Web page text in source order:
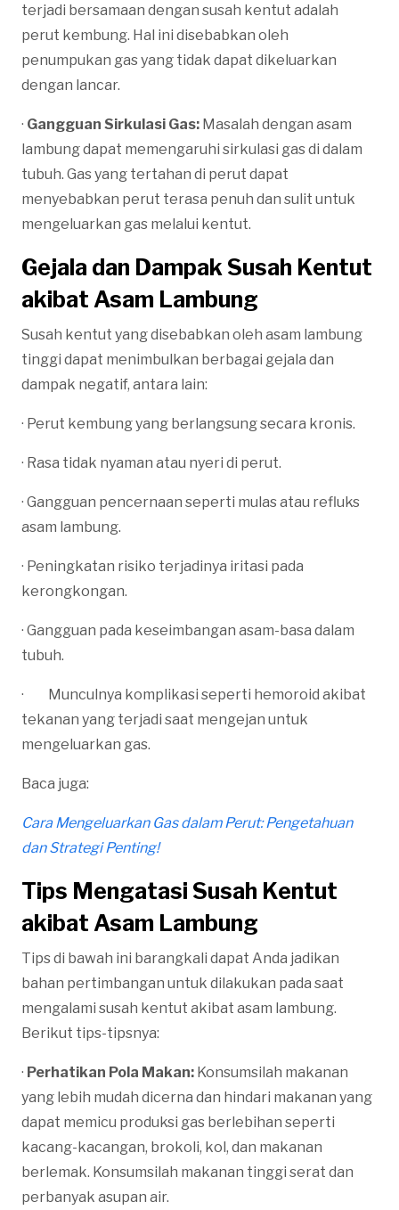
terjadi bersamaan dengan susah kentut adalah
perut kembung. Hal ini disebabkan oleh
penumpukan gas yang tidak dapat dikeluarkan
dengan lancar.
· Gangguan Sirkulasi Gas: Masalah dengan asam
lambung dapat memengaruhi sirkulasi gas di dalam
tubuh. Gas yang tertahan di perut dapat
menyebabkan perut terasa penuh dan sulit untuk
mengeluarkan gas melalui kentut.
Gejala dan Dampak Susah Kentut
akibat Asam Lambung
Susah kentut yang disebabkan oleh asam lambung
tinggi dapat menimbulkan berbagai gejala dan
dampak negatif, antara lain:
· Perut kembung yang berlangsung secara kronis.
· Rasa tidak nyaman atau nyeri di perut.
· Gangguan pencernaan seperti mulas atau refluks
asam lambung.
· Peningkatan risiko terjadinya iritasi pada
kerongkongan.
· Gangguan pada keseimbangan asam-basa dalam
tubuh.
· Munculnya komplikasi seperti hemoroid akibat
tekanan yang terjadi saat mengejan untuk
mengeluarkan gas.
Baca juga:
Cara Mengeluarkan Gas dalam Perut: Pengetahuan
dan Strategi Penting!
Tips Mengatasi Susah Kentut
akibat Asam Lambung
Tips di bawah ini barangkali dapat Anda jadikan
bahan pertimbangan untuk dilakukan pada saat
mengalami susah kentut akibat asam lambung.
Berikut tips-tipsnya:
· Perhatikan Pola Makan: Konsumsilah makanan
yang lebih mudah dicerna dan hindari makanan yang
dapat memicu produksi gas berlebihan seperti
kacang-kacangan, brokoli, kol, dan makanan
berlemak. Konsumsilah makanan tinggi serat dan
perbanyak asupan air.